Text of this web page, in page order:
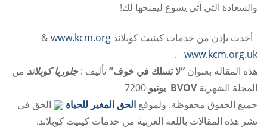
والسعادة التي آتي يسوع ليمنحها لك!
أخذت بإذن من خدمات كينيث كوبلاند www.kcm.org
&
www.kcm.org.uk
.
هذه المقالة بعنوان “لا تسلك في خوف”تأليف :جلوريا كوبلاند من
المجلة الشهريةBVOV يونيو
7
جميع الحقوق محفوظة. ولموقع الحق المغير للحياة
الحق في
نشر هذه المقالات باللغة العربية من خدمات كينيث كوبلاند.